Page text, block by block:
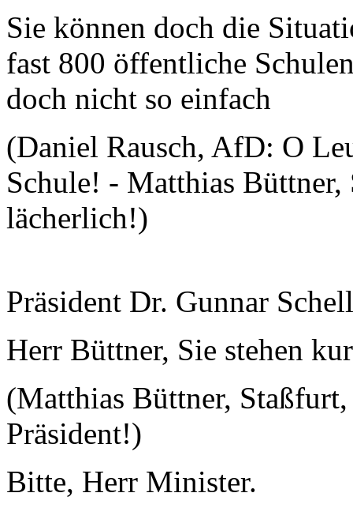
Sie können doch die
fast 800 öffentliche
doch nicht so einfach
(Daniel Rausch, AfD: O
Schule! - Matthias
lächerlich!)
Präsident Dr. Gunnar
Herr Büttner, Sie stehen
(Matthias Büttner,
Präsident!)
Bitte, Herr Minister.